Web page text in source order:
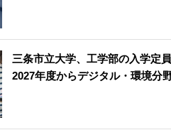
三条市立大学、工学部の入学定
2027年度からデジタル・環境分